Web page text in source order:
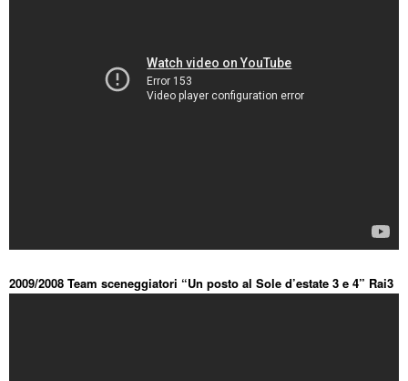
2009/2008 Team sceneggiatori “Un posto al Sole d’estate 3 e 4” Rai3